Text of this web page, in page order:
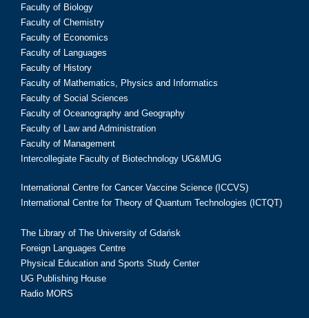
Faculty of Biology
Faculty of Chemistry
Faculty of Economics
Faculty of Languages
Faculty of History
Faculty of Mathematics, Physics and Informatics
Faculty of Social Sciences
Faculty of Oceanography and Geography
Faculty of Law and Administration
Faculty of Management
Intercollegiate Faculty of Biotechnology UG&MUG
International Centre for Cancer Vaccine Science (ICCVS)
International Centre for Theory of Quantum Technologies (ICTQT)
The Library of The University of Gdańsk
Foreign Languages Centre
Physical Education and Sports Study Center
UG Publishing House
Radio MORS